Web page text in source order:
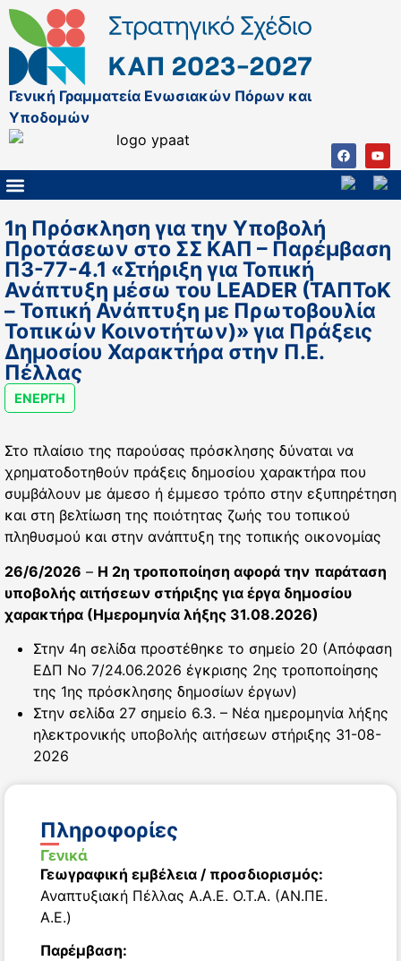
Γενική Γραμματεία Ενωσιακών Πόρων και
Υποδομών
1η Πρόσκληση για την Υποβολή
Προτάσεων στο ΣΣ ΚΑΠ – Παρέμβαση
Π3-77-4.1 «Στήριξη για Τοπική
Ανάπτυξη μέσω του LEADER (ΤΑΠΤοΚ
– Τοπική Ανάπτυξη με Πρωτοβουλία
Τοπικών Κοινοτήτων)» για Πράξεις
Δημοσίου Χαρακτήρα στην Π.Ε.
Πέλλας
ΕΝΕΡΓΗ
Στο πλαίσιο της παρούσας πρόσκλησης δύναται να
χρηματοδοτηθούν πράξεις δημοσίου χαρακτήρα που
συμβάλουν με άμεσο ή έμμεσο τρόπο στην εξυπηρέτηση
και στη βελτίωση της ποιότητας ζωής του τοπικού
πληθυσμού και στην ανάπτυξη της τοπικής οικονομίας
26/6/2026 – Η 2η τροποποίηση αφορά την παράταση
υποβολής αιτήσεων στήριξης για έργα δημοσίου
χαρακτήρα (Ημερομηνία λήξης 31.08.2026)
Στην 4η σελίδα προστέθηκε το σημείο 20 (Απόφαση
ΕΔΠ Νο 7/24.06.2026 έγκρισης 2ης τροποποίησης
της 1ης πρόσκλησης δημοσίων έργων)
Στην σελίδα 27 σημείο 6.3. – Νέα ημερομηνία λήξης
ηλεκτρονικής υποβολής αιτήσεων στήριξης 31-08-
2026
Πληροφορίες
Γενικά
Γεωγραφική εμβέλεια / προσδιορισμός:
Αναπτυξιακή Πέλλας Α.Α.Ε. Ο.Τ.Α. (ΑΝ.ΠΕ.
Α.Ε.)
Παρέμβαση: